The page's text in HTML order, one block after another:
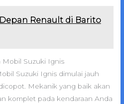
Renault di Barito
Mobil Suzuki Ignis
Suzuki Ignis dimulai jauh
Mekanik yang baik akan
komplet pada kendaraan Anda